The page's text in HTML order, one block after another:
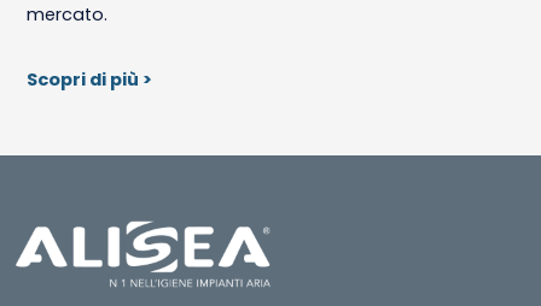
mercato.
Scopri di più >